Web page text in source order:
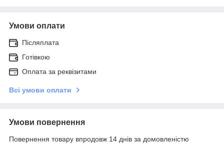
Умови оплати
Післяплата
Готівкою
Оплата за реквізитами
Всі умови оплати
Умови повернення
Повернення товару впродовж 14 днів за домовленістю